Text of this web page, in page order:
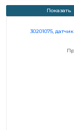
Показать
30201075,